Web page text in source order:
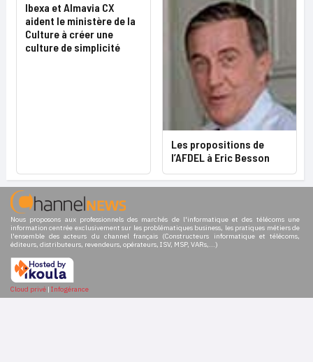
Ibexa et Almavia CX
aident le ministère de la
Culture à créer une
culture de simplicité
Les propositions de
l’AFDEL à Eric Besson
Nous proposons aux professionnels des marchés de l'informatique et des télécoms une
information centrée exclusivement sur les problématiques business, les pratiques métiers de
l'ensemble des acteurs du channel français (Constructeurs informatique et télécoms,
éditeurs, distributeurs, revendeurs, opérateurs, ISV, MSP, VARs,...)
Cloud privé | Infogérance